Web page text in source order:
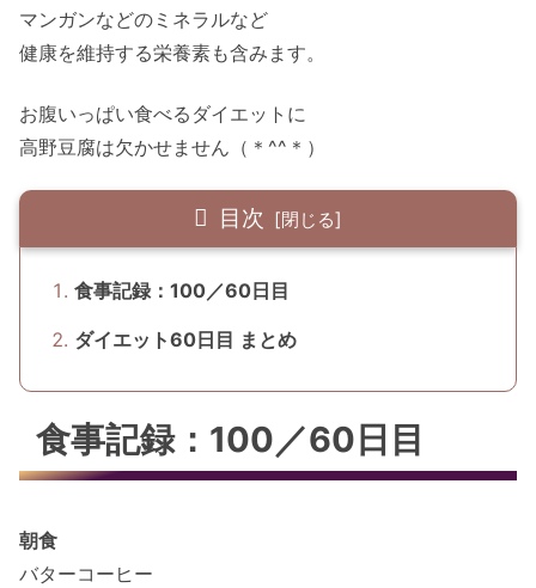
マンガンなどのミネラルなど
健康を維持する栄養素も含みます。
お腹いっぱい食べるダイエットに
高野豆腐は欠かせません（＊^^＊）
目次
食事記録：100／60日目
ダイエット60日目 まとめ
食事記録：100／60日目
朝食
バターコーヒー